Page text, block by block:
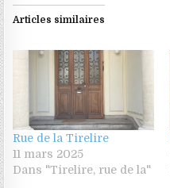
Articles similaires
Rue de la Tirelire
11 mars 2025
Dans "Tirelire, rue de la"